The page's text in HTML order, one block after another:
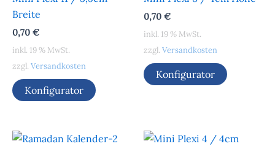
Breite
0,70 €
inkl. 19 % MwSt.
zzgl. Versandkosten
Konfigurator
0,70 €
inkl. 19 % MwSt.
zzgl. Versandkosten
Konfigurator